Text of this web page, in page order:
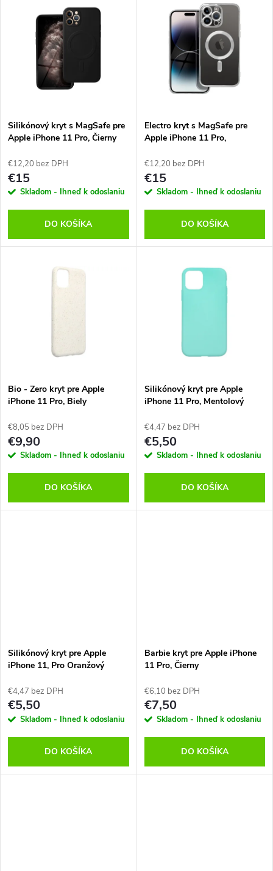
e
p
r
d
o
v
Abecedne
s
p
r
o
d
v
Silikónový kryt s MagSafe pre
Apple iPhone 11 Pro, Čierny
€12,20 bez DPH
€15
Skladom - Ihneď k odoslaniu
DO KOŠÍKA
Electro kryt s MagSafe pre
Apple iPhone 11 Pro,
€12,20 bez DPH
€15
Skladom - Ihneď k odoslaniu
DO KOŠÍKA
Bio - Zero kryt pre Apple
iPhone 11 Pro, Biely
€8,05 bez DPH
€9,90
Skladom - Ihneď k odoslaniu
DO KOŠÍKA
Silikónový kryt pre Apple
iPhone 11 Pro, Mentolový
€4,47 bez DPH
€5,50
Skladom - Ihneď k odoslaniu
DO KOŠÍKA
Silikónový kryt pre Apple
iPhone 11, Pro Oranžový
€4,47 bez DPH
€5,50
Skladom - Ihneď k odoslaniu
DO KOŠÍKA
Barbie kryt pre Apple iPhone
11 Pro, Čierny
€6,10 bez DPH
€7,50
Skladom - Ihneď k odoslaniu
DO KOŠÍKA